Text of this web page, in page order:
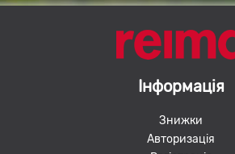
Інформація
Знижки
Авторизація